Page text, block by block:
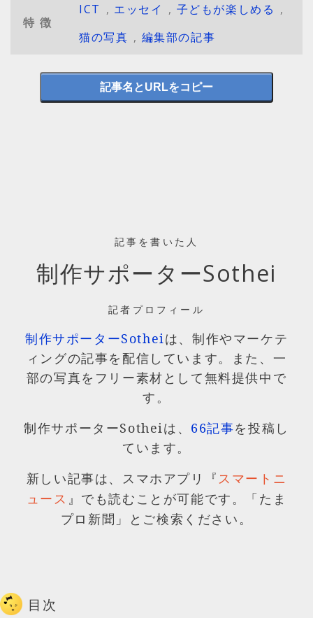
特徴
ICT , エッセイ , 子どもが楽しめる ,
猫の写真 , 編集部の記事
記事名とURLをコピー
記事を書いた人
制作サポーターSothei
記者プロフィール
制作サポーターSotheiは、制作やマーケテ
ィングの記事を配信しています。また、一
部の写真をフリー素材として無料提供中で
す。
制作サポーターSotheiは、 66記事を投稿し
ています。
新しい記事は、スマホアプリ『 スマートニ
ュース 』でも読むことが可能です。「たま
プロ新聞」とご検索ください。
目次